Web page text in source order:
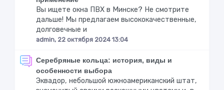
Вы ищете окна ПВХ в Минске? Не смотрите
дальше! Мы предлагаем высококачественные,
долговечные и
admin, 22 октября 2024 13:04
Серебряные кольца: история, виды и
особенности выбора
Эквадор, небольшой южноамериканский штат,